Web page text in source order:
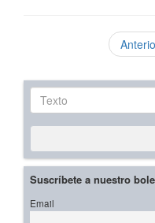
Texto
Suscríbete a nuestro
Email